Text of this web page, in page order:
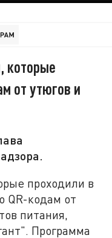
которые
от утюгов и
проходили в
QR-кодам от
питания,
Программа